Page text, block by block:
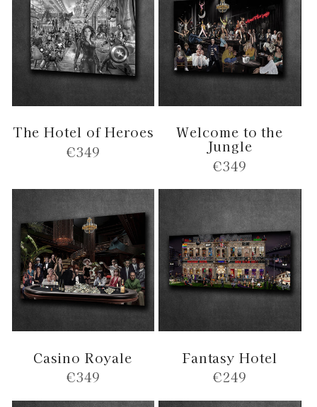
The Hotel of Heroes
Normale
€349
Welcome to the
Jungle
Normale
€349
Casino Royale
Normale
€349
Fantasy Hotel
Normale
€249